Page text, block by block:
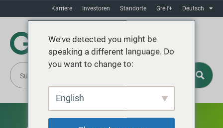
Karriere Investoren Standorte Greif+ Deutsch
We've detected you might be
speaking a different language. Do
you want to change to:
English